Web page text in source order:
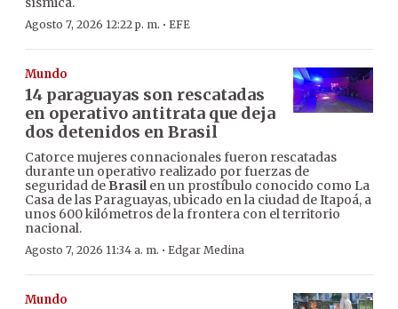
Agosto 7, 2026 12:22 p. m. · EFE
Mundo
14 paraguayas son rescatadas
en operativo antitrata que deja
dos detenidos en Brasil
Catorce mujeres connacionales fueron rescatadas
durante un operativo realizado por fuerzas de
seguridad de Brasilen un prostíbulo conocido como La
Casa de las Paraguayas, ubicado en la ciudad de Itapoá, a
unos 600 kilómetros de la frontera con el territorio
nacional.
Agosto 7, 2026 11:34 a. m. · Edgar Medina
Mundo